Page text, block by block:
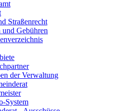
Straßenrecht
und Gebühren
der Verwaltung
System